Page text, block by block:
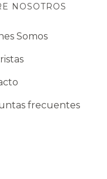
NOSOTROS
Somos
frecuentes